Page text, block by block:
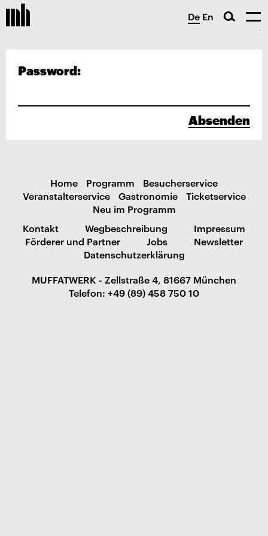
De En
Password:
Absenden
Home Programm
Besucherservice
Veranstalterservice
Gastronomie
Ticketservice
Neu im Programm
Kontakt
Wegbeschreibung
Impressum
Förderer und Partner
Jobs
Newsletter
Datenschutzerklärung
MUFFATWERK - Zellstraße 4, 81667 München
Telefon: +49 (89) 458 750 10